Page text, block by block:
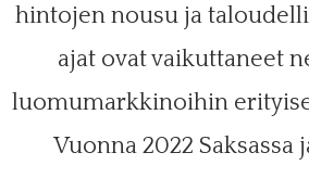
hintojen nousu ja
ajat ovat vaikuttaneet
luomumarkkinoihin
Vuonna 2022 Saksassa